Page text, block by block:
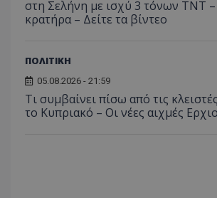
στη Σελήνη με ισχύ 3 τόνων TNT –
κρατήρα – Δείτε τα βίντεο
ΠΟΛΙΤΙΚΗ
05.08.2026 - 21:59
Τι συμβαίνει πίσω από τις
το Κυπριακό – Οι νέες αιχμές